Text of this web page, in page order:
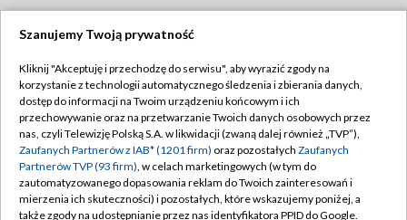
TVP
Abonament TVP
Emisja w TVP
Centrum informacji TVP
Naziemna Telewizja Cyfrowa
Regulamin TVP
Polityka prywatności
Moje zgody
Pomoc
Szanujemy Twoją prywatność
Kliknij "Akceptuję i przechodzę do serwisu", aby wyrazić zgody na
korzystanie z technologii automatycznego śledzenia i zbierania danych,
dostęp do informacji na Twoim urządzeniu końcowym i ich
przechowywanie oraz na przetwarzanie Twoich danych osobowych przez
nas, czyli Telewizję Polską S.A. w likwidacji (zwaną dalej również „TVP”),
Zaufanych Partnerów z IAB* (1201 firm) oraz pozostałych Zaufanych
Partnerów TVP (93 firm), w celach marketingowych (w tym do
zautomatyzowanego dopasowania reklam do Twoich zainteresowań i
mierzenia ich skuteczności) i pozostałych, które wskazujemy poniżej, a
także zgody na udostępnianie przez nas identyfikatora PPID do Google.